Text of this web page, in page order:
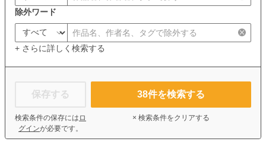
除外ワード
+ さらに詳しく検索する
保存する
検索条件の保存には ロ
グインが必要です。
38件を検索する
× 検索条件をクリアする